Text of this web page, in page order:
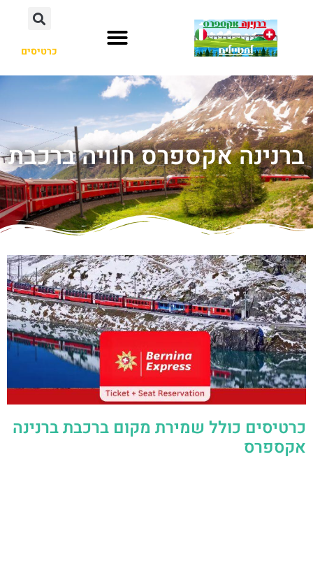
כרטיסים
ברנינה אקספרס חוויה ברכבת
כרטיסים כולל שמירת מקום ברכבת ברנינה
אקספרס